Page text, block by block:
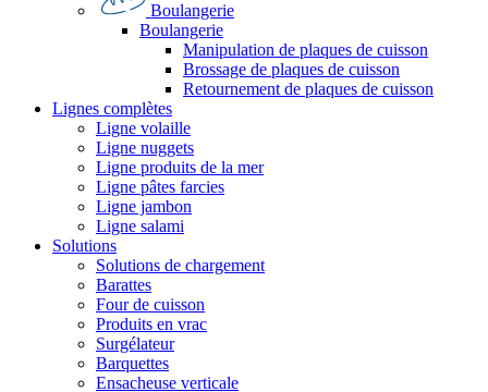
Boulangerie
Boulangerie
Manipulation de plaques de cuisson
Brossage de plaques de cuisson
Retournement de plaques de cuisson
Lignes complètes
Ligne volaille
Ligne nuggets
Ligne produits de la mer
Ligne pâtes farcies
Ligne jambon
Ligne salami
Solutions
Solutions de chargement
Barattes
Four de cuisson
Produits en vrac
Surgélateur
Barquettes
Ensacheuse verticale